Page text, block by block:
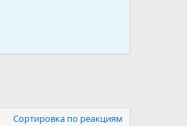
Сортировка по реакциям